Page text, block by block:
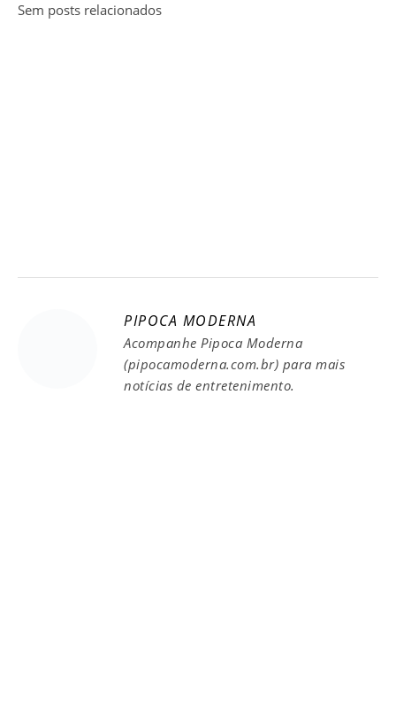
Sem posts relacionados
PIPOCA MODERNA
Acompanhe Pipoca Moderna
(pipocamoderna.com.br) para mais
notícias de entretenimento.